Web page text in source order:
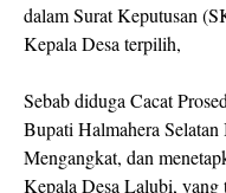
dalam Surat Keputusan
Kepala Desa terpilih,
Sebab diduga Cacat
Bupati Halmahera
Mengangkat, dan
Kepala Desa Lalubi, yang